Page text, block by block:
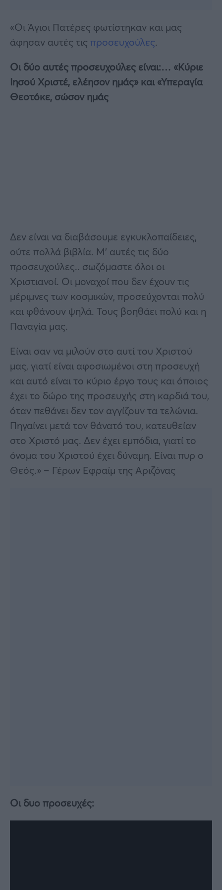
«Οι Άγιοι Πατέρες φωτίστηκαν και μας
άφησαν αυτές τις προσευχούλες.
Οι δύο αυτές προσευχούλες είναι:… «Κύριε
Ιησού Χριστέ, ελέησον ημάς» και «Υπεραγία
Θεοτόκε, σώσον ημάς
Δεν είναι να διαβάσουμε εγκυκλοπαίδειες,
ούτε πολλά βιβλία. Μ’ αυτές τις δύο
προσευχούλες.. σωζόμαστε όλοι οι
Χριστιανοί. Οι μοναχοί που δεν έχουν τις
μέριμνες των κοσμικών, προσεύχονται πολύ
και φθάνουν ψηλά. Τους βοηθάει πολύ και η
Παναγία μας.
Είναι σαν να μιλούν στο αυτί του Χριστού
μας, γιατί είναι αφοσιωμένοι στη προσευχή
και αυτό είναι το κύριο έργο τους και όποιος
έχει το δώρο της προσευχής στη καρδιά του,
όταν πεθάνει δεν τον αγγίζουν τα τελώνια.
Πηγαίνει μετά τον θάνατό του, κατευθείαν
στο Χριστό μας. Δεν έχει εμπόδια, γιατί το
όνομα του Χριστού έχει δύναμη. Είναι πυρ ο
Θεός.» – Γέρων Εφραίμ της Αριζόνας
Οι δυο προσευχές: